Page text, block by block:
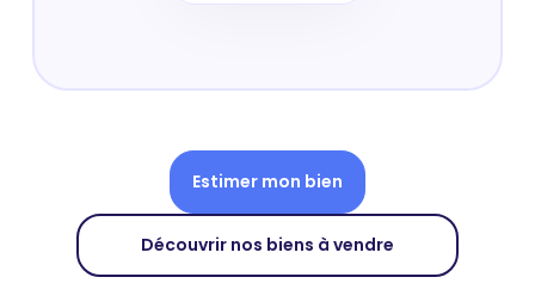
Estimer mon bien
Découvrir nos biens à vendre